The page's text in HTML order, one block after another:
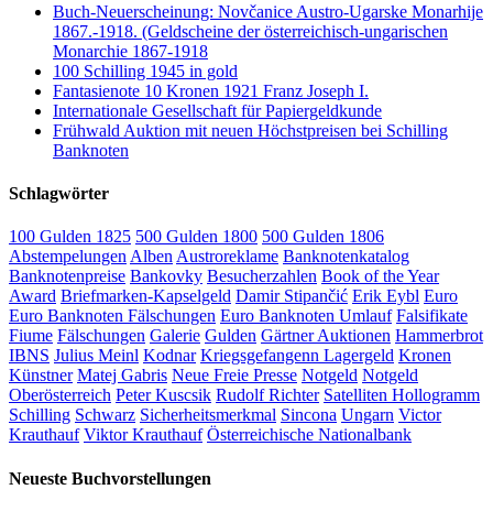
Buch-Neuerscheinung: Novčanice Austro-Ugarske Monarhije
1867.-1918. (Geldscheine der österreichisch-ungarischen
Monarchie 1867-1918
100 Schilling 1945 in gold
Fantasienote 10 Kronen 1921 Franz Joseph I.
Internationale Gesellschaft für Papiergeldkunde
Frühwald Auktion mit neuen Höchstpreisen bei Schilling
Banknoten
Schlagwörter
100 Gulden 1825 500 Gulden 1800 500 Gulden 1806
AbstempelungenAlbenAustroreklame Banknotenkatalog
Banknotenpreise Bankovky Besucherzahlen Book of the Year
Award Briefmarken-Kapselgeld Damir Stipančić Erik Eybl Euro
Euro Banknoten Fälschungen Euro Banknoten Umlauf Falsifikate
Fiume Fälschungen Galerie Gulden Gärtner Auktionen Hammerbrot
IBNS Julius Meinl Kodnar Kriegsgefangenn Lagergeld Kronen
Künstner Matej Gabris Neue Freie Presse Notgeld Notgeld
Oberösterreich Peter Kuscsik Rudolf Richter Satelliten Hollogramm
Schilling Schwarz Sicherheitsmerkmal Sincona Ungarn Victor
Krauthauf Viktor Krauthauf Österreichische Nationalbank
Neueste Buchvorstellungen